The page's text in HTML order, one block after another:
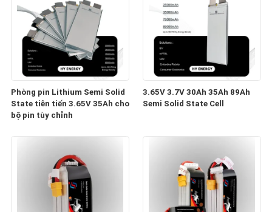
Phòng pin Lithium Semi Solid
State tiên tiến 3.65V 35Ah cho
bộ pin tùy chỉnh
3.65V 3.7V 30Ah 35Ah 89Ah
Semi Solid State Cell